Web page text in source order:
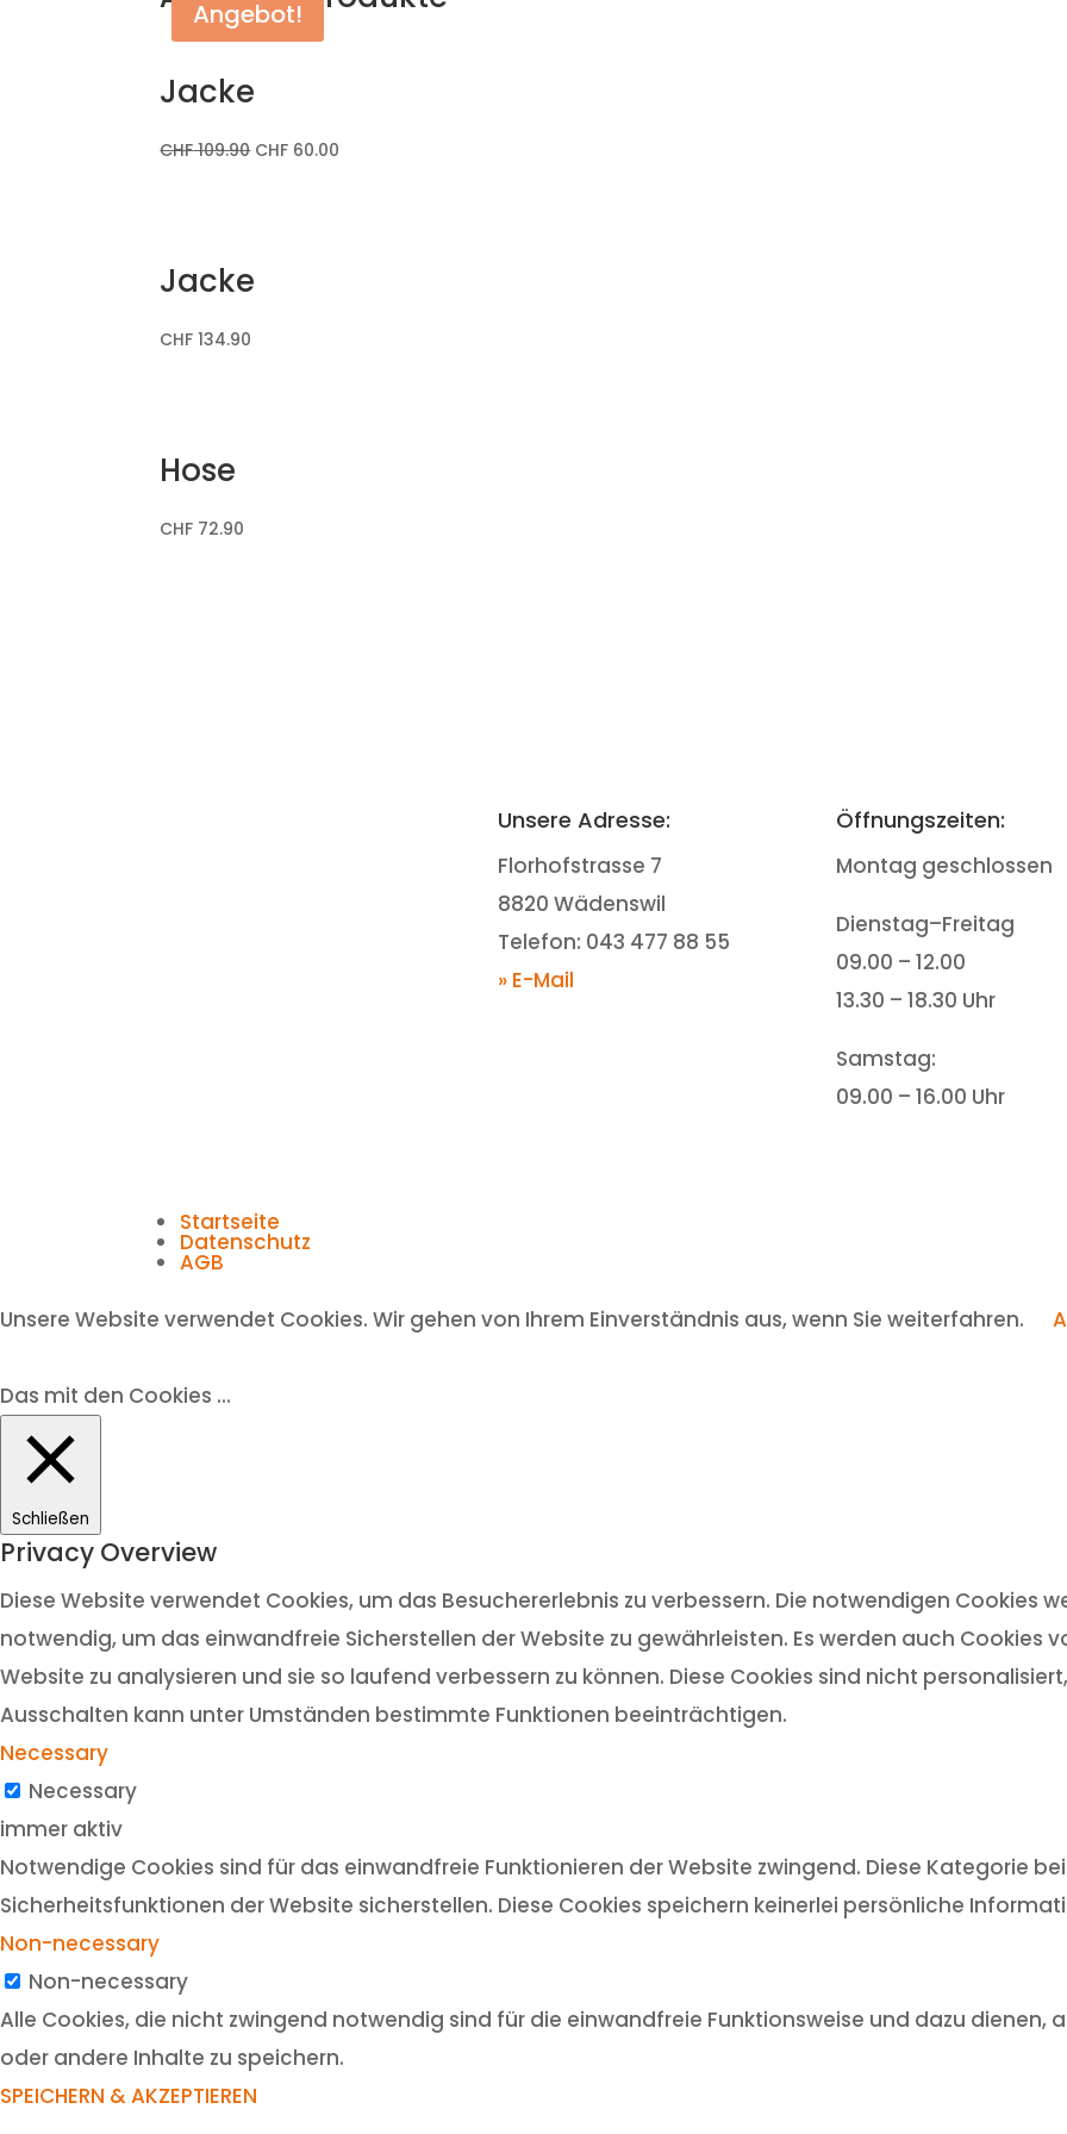
Angebot!
Jacke
CHF109.90 CHF 60.00
Jacke
CHF 134.90
Hose
CHF 72.90
Unsere Adresse:
Florhofstrasse 7
8820 Wädenswil
Telefon: 043 477 88 55
» E-Mail
Öffnungszeiten:
Montag geschlossen
Dienstag–Freitag
09.00 – 12.00
13.30 – 18.30 Uhr
Samstag:
09.00 – 16.00 Uhr
Startseite
Datenschutz
AGB
Unsere Website verwendet Cookies. Wir gehen von Ihrem Einverständnis aus, wenn Sie weiterfahren.
Das mit den Cookies ...
Schließen
Privacy Overview
Diese Website verwendet Cookies, um das Besuchererlebnis zu verbessern. Die notwendigen Cookies
notwendig, um das einwandfreie Sicherstellen der Website zu gewährleisten. Es werden auch Cookies
Website zu analysieren und sie so laufend verbessern zu können. Diese Cookies sind nicht
Ausschalten kann unter Umständen bestimmte Funktionen beeinträchtigen.
Necessary
Necessary
immer aktiv
Notwendige Cookies sind für das einwandfreie Funktionieren der Website zwingend. Diese Kategorie
Sicherheitsfunktionen der Website sicherstellen. Diese Cookies speichern keinerlei persönliche
Non-necessary
Non-necessary
Alle Cookies, die nicht zwingend notwendig sind für die einwandfreie Funktionsweise und dazu dienen,
oder andere Inhalte zu speichern.
SPEICHERN & AKZEPTIEREN